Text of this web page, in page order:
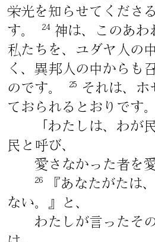
栄光を知らせてくださ
す。
24 神は、このあわ
私たちを、ユダヤ人の
く、異邦人の中からも
のです。
25
それは、ホ
ておられるとおりです。
「わたしは、わが
民と呼び、
愛さなかった者を
26
『あなたがたは
ない。』と、
わたしが言ったそ